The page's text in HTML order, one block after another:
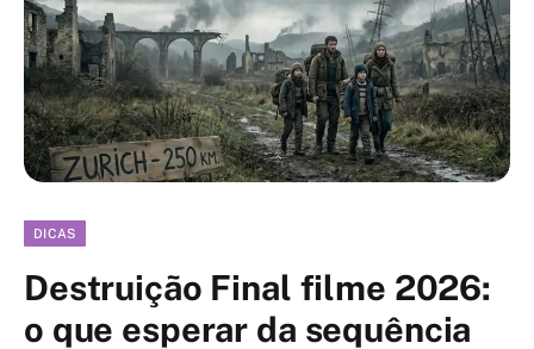
DICAS
Destruição Final filme 2026:
o que esperar da sequência